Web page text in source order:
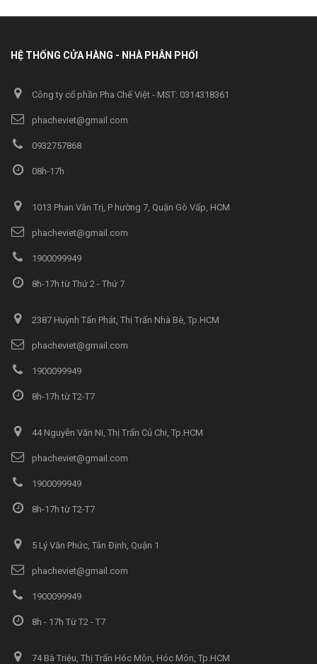
HỆ THỐNG CỬA HÀNG - NHÀ PHÂN PHỐI
Công ty cổ phần Pha Chế Việt - MST: 0314318361
phacheviet@gmail.com
0932757868
08h-17h
1013 Phan Văn Trị, P hường 7, Quận Gò Vấp, HCM
phacheviet@gmail.com
1900099949
8h-17h từ Thứ 2 - Thứ 7
2387 Huỳnh Tấn Phát, Thị Trấn Nhà Bè, Tp.HCM
phacheviet@gmail.com
1900099949
8h-17h từ T2-T7
44 Nguyễn Văn Ni, Thị Trấn Củ Chi, Tp.HCM
phacheviet@gmail.com
1900099949
8h-17h từ T2-T7
5 Lý Văn Phức, Tân Định, Quận 1
phacheviet@gmail.com
1900099949
8h - 17h Từ T2 - T7
74 Bà Triệu, Thị Trấn Hóc Môn, Hóc Môn, Tp.HCM